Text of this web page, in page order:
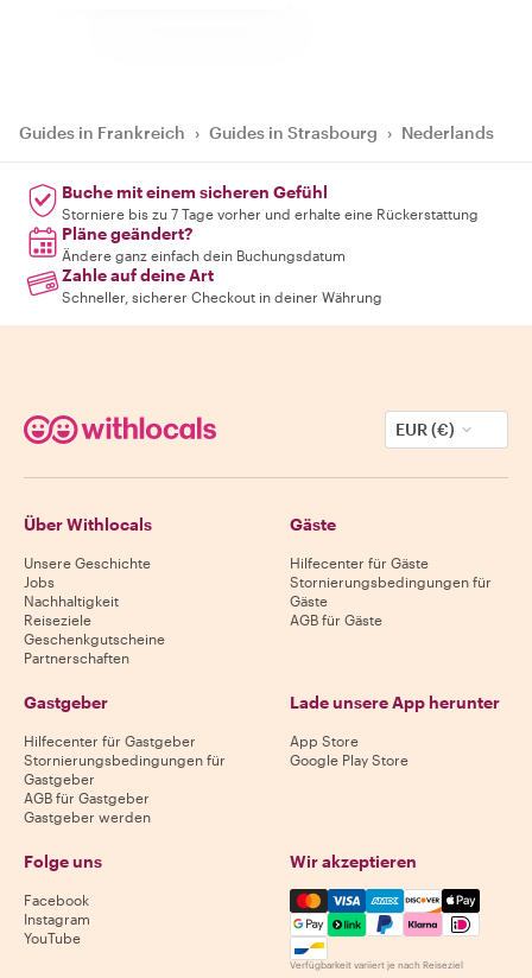
Guides in Frankreich › Guides in Strasbourg › Nederlands
Buche mit einem sicheren Gefühl
Storniere bis zu 7 Tage vorher und erhalte eine Rückerstattung
Pläne geändert?
Ändere ganz einfach dein Buchungsdatum
Zahle auf deine Art
Schneller, sicherer Checkout in deiner Währung
EUR (€)
Über Withlocals
Unsere Geschichte
Jobs
Nachhaltigkeit
Reiseziele
Geschenkgutscheine
Partnerschaften
Gäste
Hilfecenter für Gäste
Stornierungsbedingungen für
Gäste
AGB für Gäste
Gastgeber
Hilfecenter für Gastgeber
Stornierungsbedingungen für
Gastgeber
AGB für Gastgeber
Gastgeber werden
Lade unsere App herunter
App Store
Google Play Store
Folge uns
Facebook
Instagram
YouTube
Wir akzeptieren
Mastercard, Visa, Amex,
Verfügbarkeit variiert je nach Reiseziel